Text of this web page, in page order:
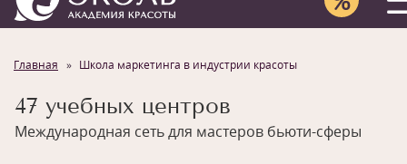
Главная Школа маркетинга в индустрии красоты
47 учебных центров
Международная сеть для мастеров бьюти-сферы